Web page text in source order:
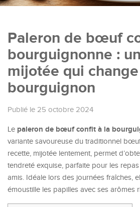
Paleron de bœuf
bourguignonne :
mijotée qui
bourguignon
Publié le 25 octobre 2024
Le paleron de bœuf confit à la
variante savoureuse du traditionnel
recette, mijotée lentement, permet
tendreté exquise, parfaite pour les
amis. Idéale lors des journées fraîches,
émoustille les papilles avec ses arômes